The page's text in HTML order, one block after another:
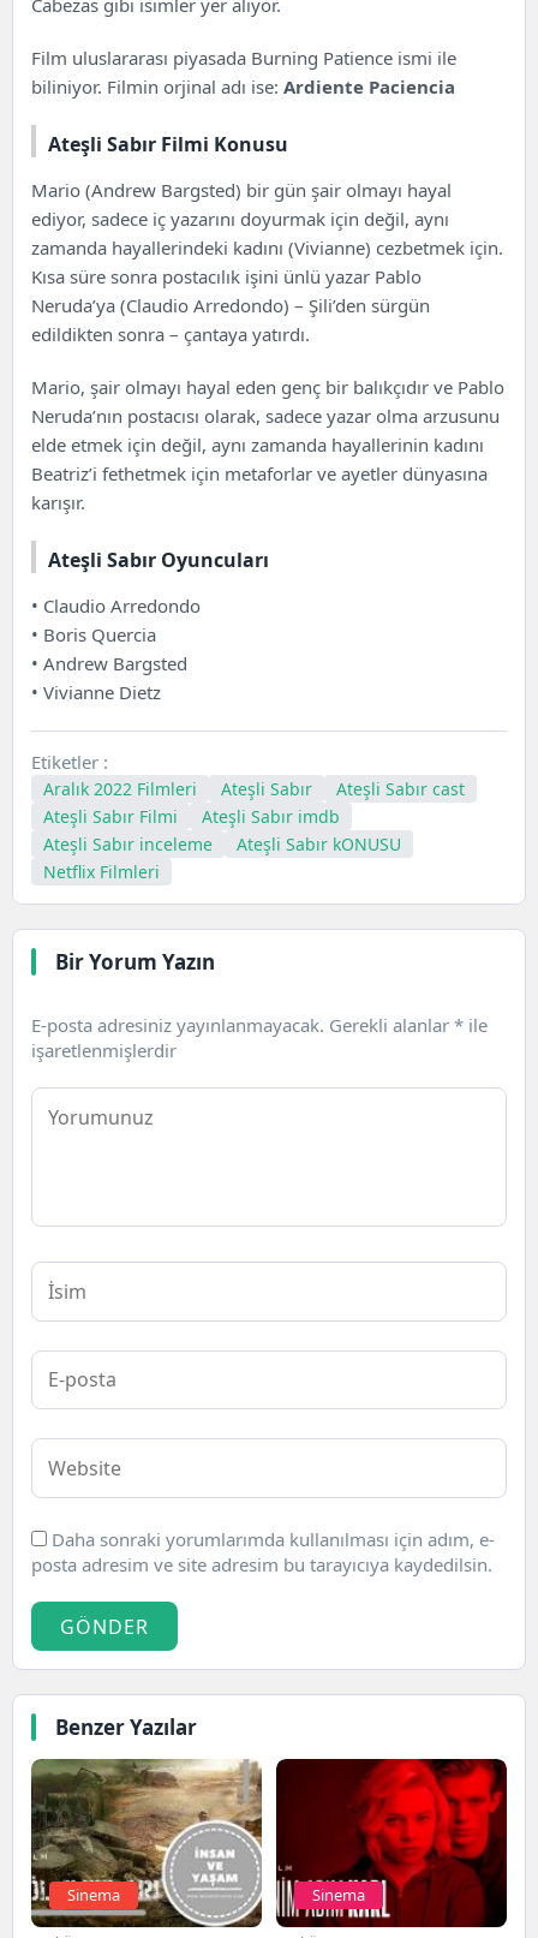
Cabezas gibi isimler yer alıyor.
Film uluslararası piyasada Burning Patience ismi ile
biliniyor. Filmin orjinal adı ise: Ardiente Paciencia
Ateşli Sabır Filmi Konusu
Mario (Andrew Bargsted) bir gün şair olmayı hayal
ediyor, sadece iç yazarını doyurmak için değil, aynı
zamanda hayallerindeki kadını (Vivianne) cezbetmek için.
Kısa süre sonra postacılık işini ünlü yazar Pablo
Neruda’ya (Claudio Arredondo) – Şili’den sürgün
edildikten sonra – çantaya yatırdı.
Mario, şair olmayı hayal eden genç bir balıkçıdır ve Pablo
Neruda’nın postacısı olarak, sadece yazar olma arzusunu
elde etmek için değil, aynı zamanda hayallerinin kadını
Beatriz’i fethetmek için metaforlar ve ayetler dünyasına
karışır.
Ateşli Sabır Oyuncuları
• Claudio Arredondo
• Boris Quercia
• Andrew Bargsted
• Vivianne Dietz
Etiketler :
Aralık 2022 Filmleri Ateşli Sabır
Ateşli Sabır cast
Ateşli Sabır Filmi
Ateşli Sabır imdb
Ateşli Sabır inceleme
Ateşli Sabır kONUSU
Netflix Filmleri
Bir Yorum Yazın
E-posta adresiniz yayınlanmayacak. Gerekli alanlar * ile
işaretlenmişlerdir
Daha sonraki yorumlarımda kullanılması için adım, e-
posta adresim ve site adresim bu tarayıcıya kaydedilsin.
GÖNDER
Benzer Yazılar
Sinema Sinema